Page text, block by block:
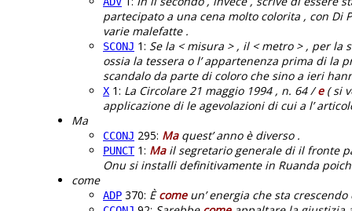
partecipato a una cena molto colorita , con Di
varie malefatte .
SCONJ 1: Se la < misura > , il < metro > , per
ossia la tessera o l’ appartenenza prima di
scandalo da parte di coloro che sino a ieri
X 1: La Circolare 21 maggio 1994 , n. 64 /e( si
applicazione di le agevolazioni di cui a l’
Ma
CCONJ 295: Maquest’ anno è diverso .
PUNCT1: Mail segretario generale di il fronte
Onu si installi definitivamente in Ruanda
come
ADP 370: Ècomeun’ energia che sta crescendo